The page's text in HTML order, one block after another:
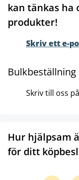
kan tänkas ha
produkter!
Skriv ett e-
Skriv till oss på
Hur hjälpsam
för ditt